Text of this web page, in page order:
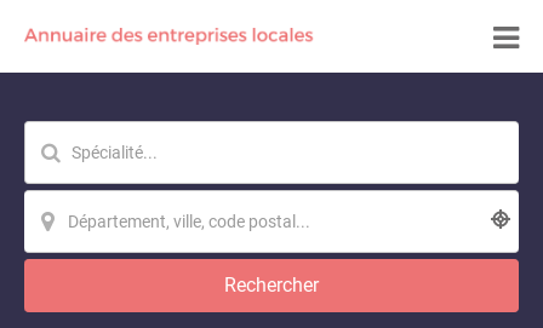
Rechercher